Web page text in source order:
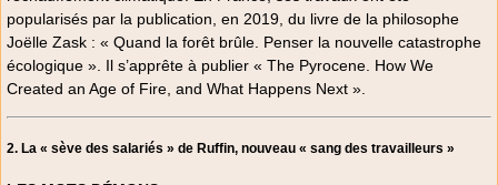
popularisés par la publication, en 2019, du livre de la philosophe
Joëlle Zask : « Quand la forêt brûle. Penser la nouvelle catastrophe
écologique ». Il s’apprête à publier « The Pyrocene. How We
Created an Age of Fire, and What Happens Next ».
2. La « sève des salariés » de Ruffin, nouveau « sang des travailleurs »